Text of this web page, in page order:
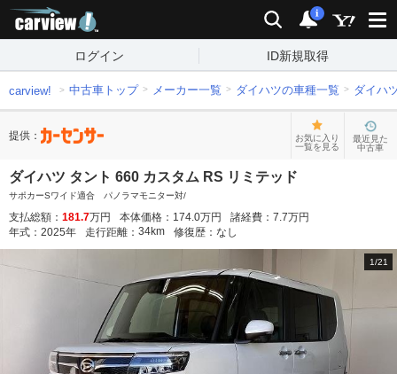
検索 通知
i
ログイン ID新規取得
carview! 中古車トップ メーカー一覧 ダイハツの車種一覧 ダイハ
提供：
お気に入り
一覧を見る
最近見た
中古車
ダイハツ タント 660 カスタム RS リミテッド
サポカーSワイド適合 パノラマモニター対/
支払総額： 181.7万円 本体価格： 174.0万円 諸経費： 7.7万円
年式： 2025年 走行距離： 34km 修復歴： なし
1/21